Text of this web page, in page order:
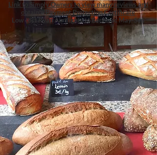
Link to Simply Owners to view many reviews and
obtain a Payment Protection Certificate
Low cost Ryan Air flights to Bergerac May-Sep